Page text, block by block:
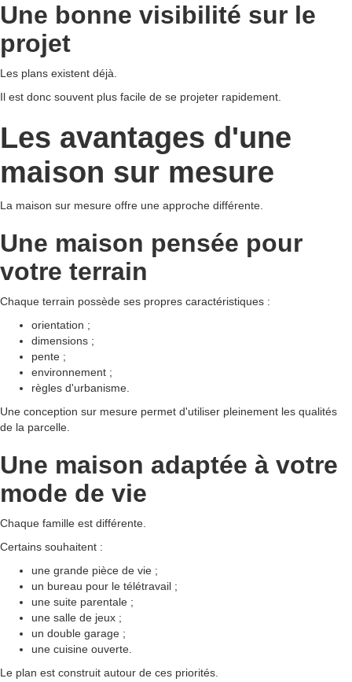
Une bonne visibilité sur le
projet
Les plans existent déjà.
Il est donc souvent plus facile de se projeter rapidement.
Les avantages d'une
maison sur mesure
La maison sur mesure offre une approche différente.
Une maison pensée pour
votre terrain
Chaque terrain possède ses propres caractéristiques :
orientation ;
dimensions ;
pente ;
environnement ;
règles d'urbanisme.
Une conception sur mesure permet d'utiliser pleinement les qualités
de la parcelle.
Une maison adaptée à votre
mode de vie
Chaque famille est différente.
Certains souhaitent :
une grande pièce de vie ;
un bureau pour le télétravail ;
une suite parentale ;
une salle de jeux ;
un double garage ;
une cuisine ouverte.
Le plan est construit autour de ces priorités.